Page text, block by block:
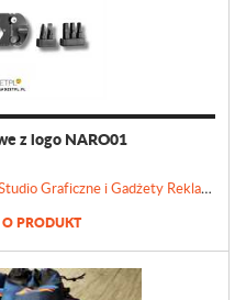
z logo NARO01
Agencja Reklamowa "Gadżet PL" I Studio Graficzne i Gadżety Reklamowe
PRODUKT